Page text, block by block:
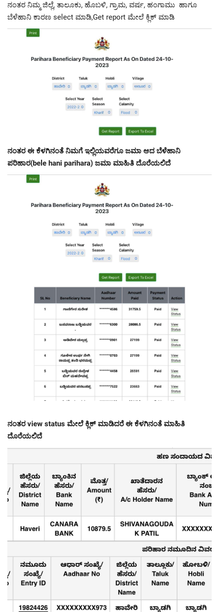
ನಂತರ ನಿಮ್ಮ ಜಿಲ್ಲೆ, ತಾಲೂಕು, ಹೊಬಳಿ, ಗ್ರಾಮ, ವರ್ಷ, ಹಂಗಾಮು ಹಾಗೂ
ಬೆಳೆಹಾನಿ ಕಾರಣ select ಮಾಡಿ,Get report ಮೇಲೆ ಕ್ಲಿಕ್ ಮಾಡಿ
ನಂತರ ಈ ಕೆಳಗಿನಂತೆ ನಿಮಗೆ ಇಲ್ಲಿಯವರೆಗೂ ಜಮಾ ಆದ ಬೆಳೆಹಾನಿ
ಪರಿಹಾರ(bele hani parihara) ಜಮಾ ಮಾಹಿತಿ ದೊರೆಯಲಿದೆ
ನಂತರ view status ಮೇಲೆ ಕ್ಲಿಕ್ ಮಾಡಿದರೆ ಈ ಕೆಳಗಿನಂತೆ ಮಾಹಿತಿ
ದೊರೆಯಲಿದೆ